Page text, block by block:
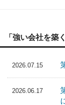
「強い会社を築
2026.07.15
2026.06.17